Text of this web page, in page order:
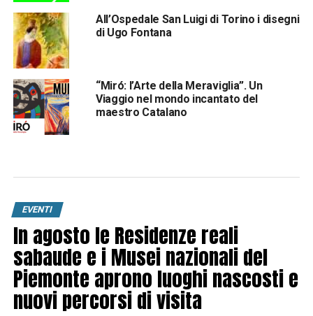
All’Ospedale San Luigi di Torino i disegni
di Ugo Fontana
“Miró: l’Arte della Meraviglia”. Un
Viaggio nel mondo incantato del
maestro Catalano
EVENTI
In agosto le Residenze reali
sabaude e i Musei nazionali del
Piemonte aprono luoghi nascosti e
nuovi percorsi di visita